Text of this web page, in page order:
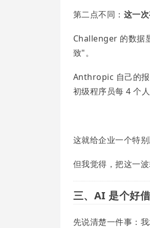
第二点不同： 这一
Challenger 的数据
致"。
Anthropic 自己的报
初级程序员每 4 个
这就给企业一个特
但我觉得，把这一
三、AI 是个好
先说清楚一件事：